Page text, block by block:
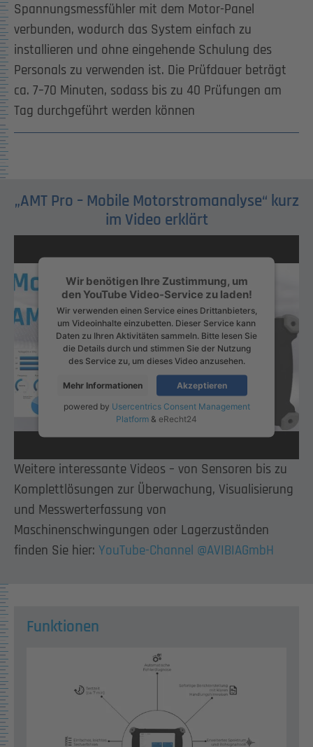
Spannungsmessfühler mit dem Motor-Panel
verbunden, wodurch das System einfach zu
installieren und ohne eingehende Schulung des
Personals zu verwenden ist. Die Prüfdauer beträgt
ca. 7–70 Minuten, sodass bis zu 40 Prüfungen am
Tag durchgeführt werden können
„AMT Pro – Mobile Motorstromanalyse“ kurz
im Video erklärt
Wir benötigen Ihre Zustimmung, um
den YouTube Video-Service zu laden!
Wir verwenden einen Service eines Drittanbieters,
um Videoinhalte einzubetten. Dieser Service kann
Daten zu Ihren Aktivitäten sammeln. Bitte lesen Sie
die Details durch und stimmen Sie der Nutzung
des Service zu, um dieses Video anzusehen.
Mehr Informationen
Akzeptieren
powered by Usercentrics Consent Management
Platform & eRecht24
Weitere interessante Videos – von Sensoren bis zu
Komplettlösungen zur Überwachung, Visualisierung
und Messwerterfassung von
Maschinenschwingungen oder Lagerzuständen
finden Sie hier: YouTube-Channel @AVIBIAGmbH
Funktionen